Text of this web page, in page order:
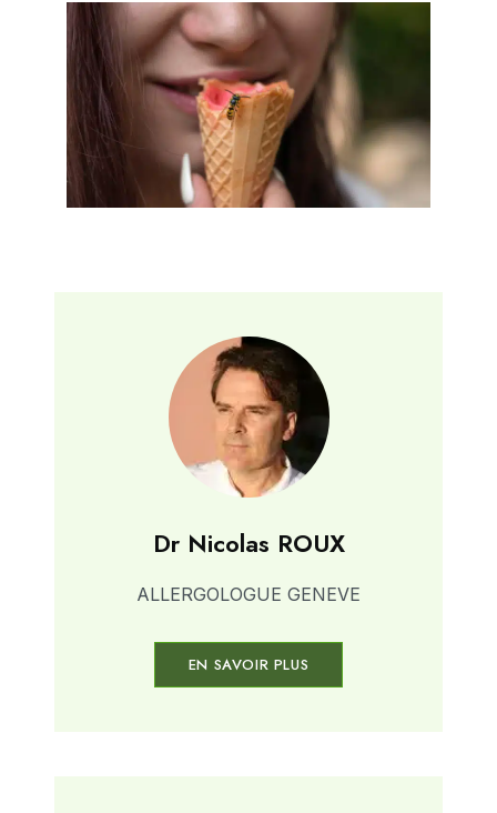
Dr Nicolas ROUX
ALLERGOLOGUE GENEVE
EN SAVOIR PLUS